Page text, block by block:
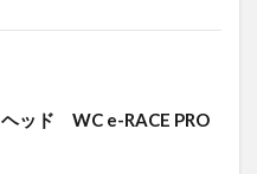
ヘッド WC e-RACE PRO